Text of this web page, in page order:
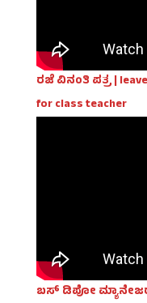
ರಜೆ ವಿನಂತಿ ಪತ್ರ |
for class teacher
ಬಸ್ ಡಿಪೋ ಮ್ಯಾನೇಜರ್